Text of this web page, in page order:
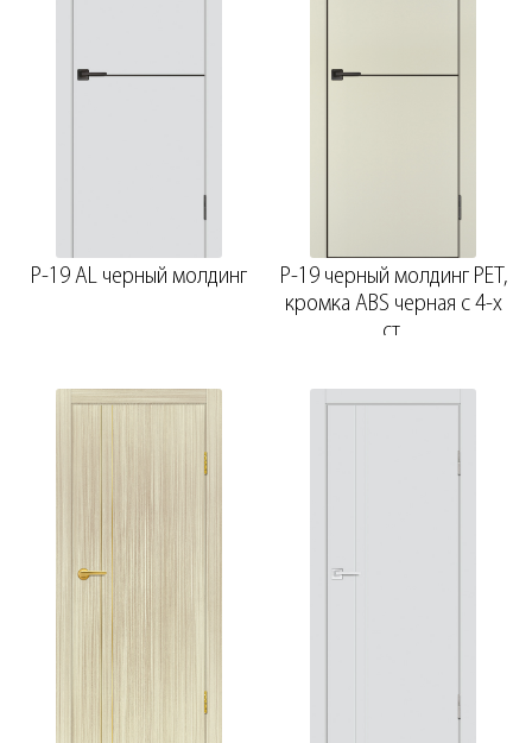
P-19 AL черный молдинг
P-19 черный молдинг PET,
кромка ABS черная c 4-х
ст.